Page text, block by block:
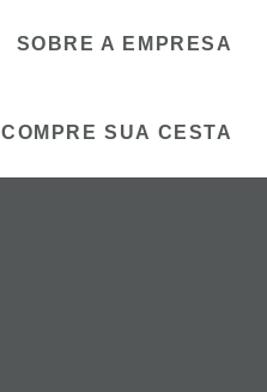
SOBRE A EMPRESA
COMPRE SUA CESTA